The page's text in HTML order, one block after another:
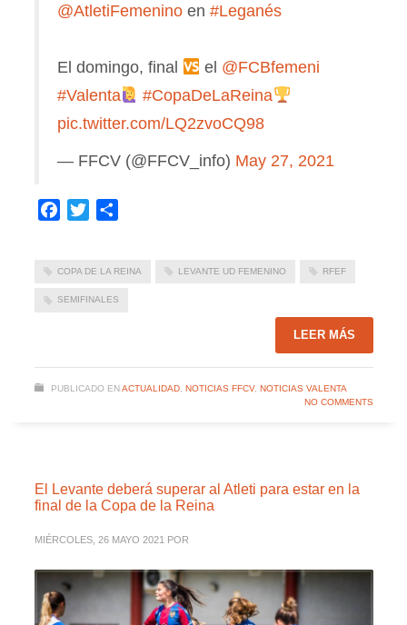
@AtletiFemeninoen #Leganés
El domingo, final el @FCBfemeni
#Valenta
#CopaDeLaReina
pic.twitter.com/LQ2zvoCQ98
— FFCV (@FFCV_info) May 27, 2021
Facebook
Twitter
COPA DE LA REINA LEVANTE UD FEMENINO RFEF
SEMIFINALES
LEER MÁS
PUBLICADO EN ACTUALIDAD, NOTICIAS FFCV, NOTICIAS VALENTA
NO COMMENTS
El Levante deberá superar al Atleti para estar en la
final de la Copa de la Reina
MIÉRCOLES, 26 MAYO 2021 POR